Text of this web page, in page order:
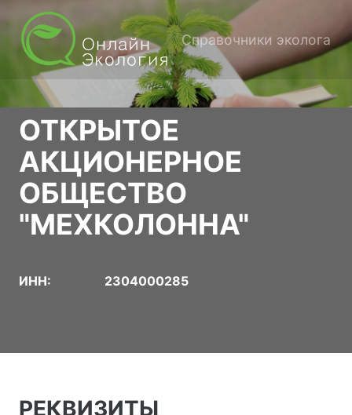
Справочники эколога
ОТКРЫТОЕ
АКЦИОНЕРНОЕ
ОБЩЕСТВО
"МЕХКОЛОННА"
ИНН: 2304000285
РЕКВИЗИТЫ